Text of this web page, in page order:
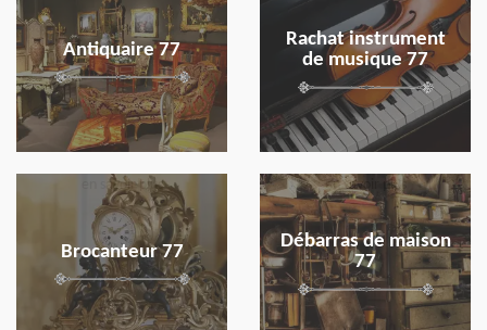
Antiquaire 77
Rachat instrument
de musique 77
Brocanteur 77
en savoir plus
Débarras de maison
77
en savoir plus